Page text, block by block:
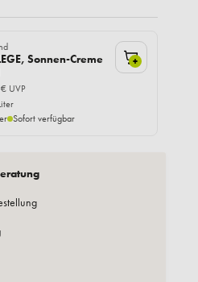
Sonnen-Creme
UVP
Sofort verfügbar
+